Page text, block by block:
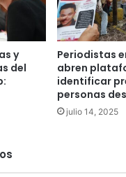
y
del
Periodistas
abren
identificar
personas
julio 14, 2025